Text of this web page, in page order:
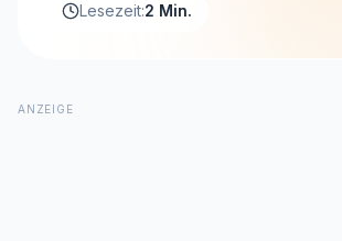
Lesezeit:2 Min.
ANZEIGE